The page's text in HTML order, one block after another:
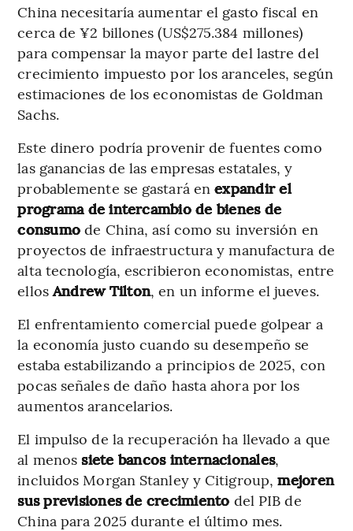
China necesitaría aumentar el gasto fiscal en
cerca de ¥2 billones (US$275.384 millones)
para compensar la mayor parte del lastre del
crecimiento impuesto por los aranceles, según
estimaciones de los economistas de Goldman
Sachs.
Este dinero podría provenir de fuentes como
las ganancias de las empresas estatales, y
probablemente se gastará enexpandir el
programa de intercambio de bienes de
consumode China, así como su inversión en
proyectos de infraestructura y manufactura de
alta tecnología, escribieron economistas, entre
ellosAndrew Tilton, en un informe el jueves.
El enfrentamiento comercial puede golpear a
la economía justo cuando su desempeño se
estaba estabilizando a principios de 2025, con
pocas señales de daño hasta ahora por los
aumentos arancelarios.
El impulso de la recuperación ha llevado a que
al menos siete bancos internacionales,
incluidos Morgan Stanley y Citigroup, mejoren
sus previsiones de crecimiento del PIB de
China para 2025 durante el último mes.